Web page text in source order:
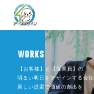
WORKS
【お客様】と【従業員】の
明るい明日をデザインする会社
新しい提案で価値の創出を